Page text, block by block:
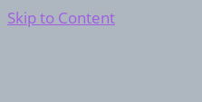
Skip to Content